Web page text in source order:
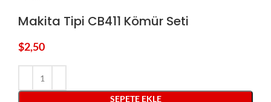
Makita Tipi CB411 Kömür Seti
$2,50
SEPETE EKLE